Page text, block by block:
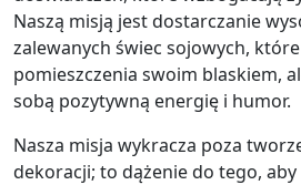
Naszą misją jest dostarczanie
zalewanych świec sojowych,
pomieszczenia swoim blaskiem,
sobą pozytywną energię i humor.
Nasza misja wykracza poza
dekoracji; to dążenie do tego,